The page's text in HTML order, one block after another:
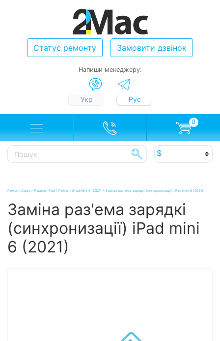
Статус ремонту Замовити дзвінок
Напиши менеджеру:
Укр Рус
0
Ремонт Apple / Ремонт iPad / Ремонт iPad Mini 6 (2021) / Заміна раз'ема зарядкі (синхронизації) iPad mini 6 (2021)
Заміна раз'ема зарядкі
(синхронизації) iPad mini
6 (2021)